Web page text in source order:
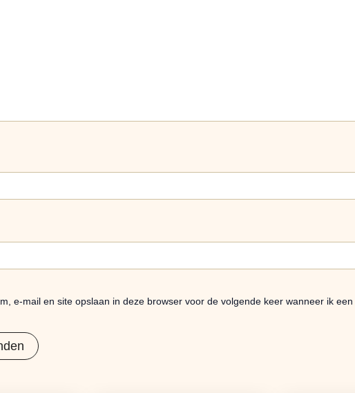
e-mail en site opslaan in deze browser voor de volgende keer wanneer ik een